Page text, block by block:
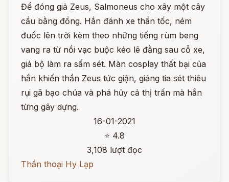
Để đóng giả Zeus, Salmoneus cho xây một cây
cầu bằng đồng. Hắn đánh xe thần tốc, ném
đuốc lên trời kèm theo những tiếng rùm beng
vang ra từ nồi vạc buộc kéo lê đằng sau cỗ xe,
giả bộ làm ra sấm sét. Màn cosplay thất bại của
hắn khiến thần Zeus tức giận, giáng tia sét thiêu
rụi gã bạo chúa và phá hủy cả thị trấn mà hắn
từng gây dựng.
16-01-2021
⭐ 4.8
3,108 lượt đọc
Thần thoại Hy Lạp